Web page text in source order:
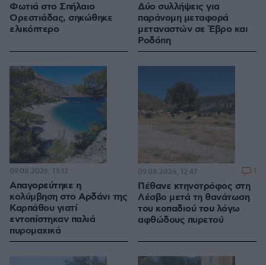
Φωτιά στο Σπήλαιο
Ορεστιάδας, σηκώθηκε
ελικόπτερο
Δύο συλλήψεις για
παράνομη μεταφορά
μεταναστών σε Έβρο και
Ροδόπη
Απαγορεύτηκε η
κολύμβηση στο Αρδάνι της
Καρπάθου γιατί
εντοπίστηκαν παλιά
πυρομαχικά
09.08.2026, 13:12
Πέθανε κτηνοτρόφος στη
Λέσβο μετά τη θανάτωση
του κοπαδιού του λόγω
αφθώδους πυρετού
09.08.2026, 12:47 1